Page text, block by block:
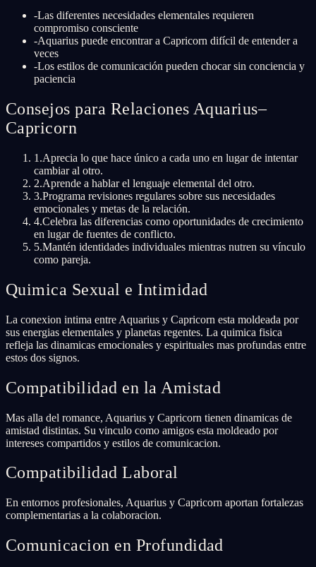
-Las diferentes necesidades elementales requieren
compromiso consciente
-Aquarius puede encontrar a Capricorn difícil de entender a
veces
-Los estilos de comunicación pueden chocar sin conciencia y
paciencia
Consejos para Relaciones Aquarius–
Capricorn
1 .Aprecia lo que hace único a cada uno en lugar de intentar
cambiar al otro.
2.Aprende a hablar el lenguaje elemental del otro.
3.Programa revisiones regulares sobre sus necesidades
emocionales y metas de la relación.
4.Celebra las diferencias como oportunidades de crecimiento
en lugar de fuentes de conflicto.
5.Mantén identidades individuales mientras nutren su vínculo
como pareja.
Quimica Sexual e Intimidad
La conexion intima entre Aquarius y Capricorn esta moldeada por
sus energias elementales y planetas regentes. La quimica fisica
refleja las dinamicas emocionales y espirituales mas profundas entre
estos dos signos.
Compatibilidad en la Amistad
Mas alla del romance, Aquarius y Capricorn tienen dinamicas de
amistad distintas. Su vinculo como amigos esta moldeado por
intereses compartidos y estilos de comunicacion.
Compatibilidad Laboral
En entornos profesionales, Aquarius y Capricorn aportan fortalezas
complementarias a la colaboracion.
Comunicacion en Profundidad